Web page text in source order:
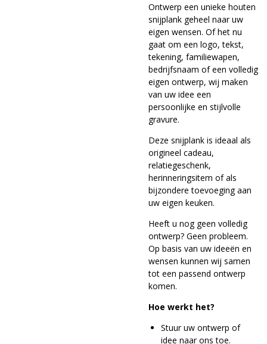
Ontwerp een unieke houten
snijplank geheel naar uw
eigen wensen. Of het nu
gaat om een logo, tekst,
tekening, familiewapen,
bedrijfsnaam of een volledig
eigen ontwerp, wij maken
van uw idee een
persoonlijke en stijlvolle
gravure.
Deze snijplank is ideaal als
origineel cadeau,
relatiegeschenk,
herinneringsitem of als
bijzondere toevoeging aan
uw eigen keuken.
Heeft u nog geen volledig
ontwerp? Geen probleem.
Op basis van uw ideeën en
wensen kunnen wij samen
tot een passend ontwerp
komen.
Hoe werkt het?
Stuur uw ontwerp of
idee naar ons toe.